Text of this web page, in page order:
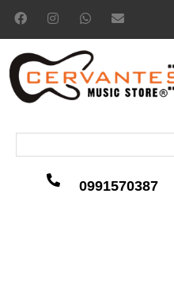
0991570387